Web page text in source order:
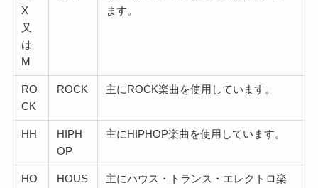
X
又
は
M
ます。
RO
CK
ROCK 主にROCK楽曲を使用しています。
HH
HIPH
OP
主にHIPHOP楽曲を使用しています。
HO
HOUS
主にハウス・トランス・エレクトロ楽